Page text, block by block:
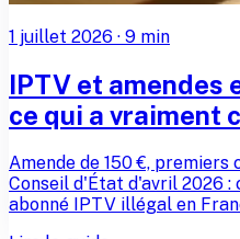
1 juillet 2026 · 9 min
IPTV et amendes
ce qui a vraiment
Amende de 150 €, premiers
Conseil d'État d'avril 2026 :
abonné IPTV illégal en